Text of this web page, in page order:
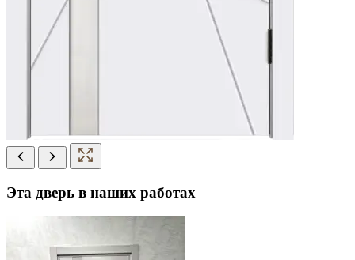
Эта дверь в наших работах